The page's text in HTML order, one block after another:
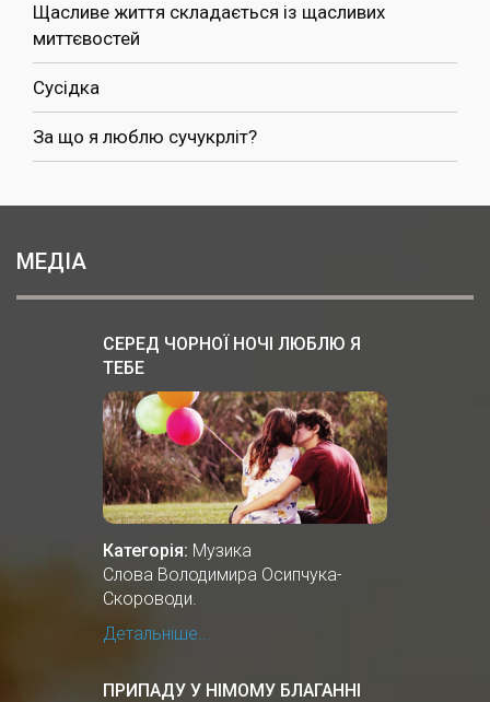
Щасливе життя складається із щасливих
миттєвостей
Сусідка
За що я люблю сучукрліт?
МЕДІА
СЕРЕД ЧОРНОЇ НОЧІ ЛЮБЛЮ Я
ТЕБЕ
Категорія: Музика
Слова Володимира Осипчука-
Скороводи.
Детальніше...
ПРИПАДУ У НІМОМУ БЛАГАННІ